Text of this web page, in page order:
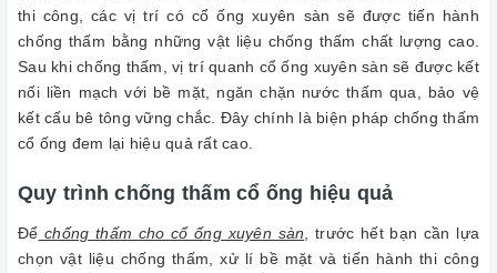
thi công, các vị trí có cổ ống xuyên sàn sẽ được tiến hành
chống thấm bằng những vật liệu chống thấm chất lượng cao.
Sau khi chống thấm, vị trí quanh cổ ống xuyên sàn sẽ được kết
nối liền mạch với bề mặt, ngăn chặn nước thấm qua, bảo vệ
kết cấu bê tông vững chắc. Đây chính là biện pháp chống thấm
cổ ống đem lại hiệu quả rất cao.
Quy trình chống thấm cổ ống hiệu quả
Để chống thấm cho cổ ống xuyên sàn , trước hết bạn cần lựa
chọn vật liệu chống thấm, xử lí bề mặt và tiến hành thi công